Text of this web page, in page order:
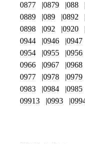
0877
0879 088
0889
089 0892
0898
092 0920
0944
0946 0947
0954
0955 0956
0966
0967 0968
0977
0978 0979
0983
0984 0985
09913
0993